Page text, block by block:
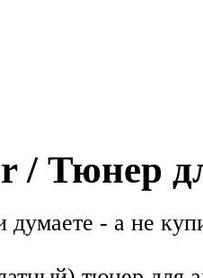
/ Тюнер
- а не